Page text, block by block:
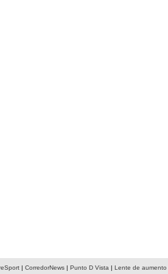
| CorredorNews| Punto D Vista | Lente de aumento